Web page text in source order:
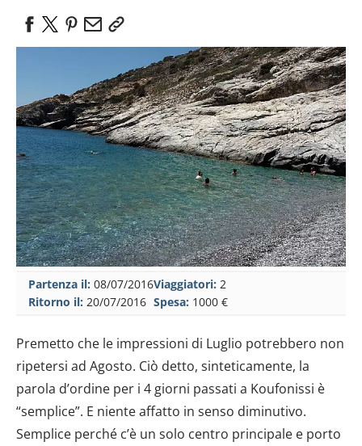
Partenza il: 08/07/2016
Ritorno il: 20/07/2016
Viaggiatori: 2
Spesa: 1000 €
Premetto che le impressioni di Luglio potrebbero non
ripetersi ad Agosto. Ciò detto, sinteticamente, la
parola d’ordine per i 4 giorni passati a Koufonissi è
“semplice”. E niente affatto in senso diminutivo.
Semplice perché c’è un solo centro principale e porto